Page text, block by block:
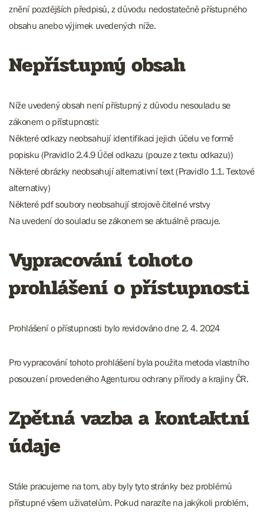
znění pozdějších předpisů, z důvodu nedostatečně přístupného
obsahu anebo výjimek uvedených níže.
Nepřístupný obsah
Níže uvedený obsah není přístupný z důvodu nesouladu se
zákonem o přístupnosti:
Některé odkazy neobsahují identifikaci jejich účelu ve formě
popisku (Pravidlo 2.4.9 Účel odkazu (pouze z textu odkazu))
Některé obrázky neobsahují alternativní text (Pravidlo 1.1. Textové
alternativy)
Některé pdf soubory neobsahují strojově čitelné vrstvy
Na uvedení do souladu se zákonem se aktuálně pracuje.
Vypracování tohoto
prohlášení o přístupnosti
Prohlášení o přístupnosti bylo revidováno dne 2. 4. 2024
Pro vypracování tohoto prohlášení byla použita metoda vlastního
posouzení provedeného Agenturou ochrany přírody a krajiny ČR.
Zpětná vazba a kontaktní
údaje
Stále pracujeme na tom, aby byly tyto stránky bez problémů
přístupné všem uživatelům. Pokud narazíte na jakýkoli problém,